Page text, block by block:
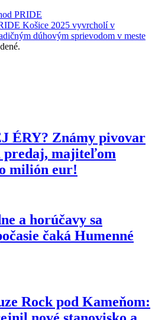
PRIDE
Košice 2025 vyvrcholí v
dúhovým sprievodom v meste
ÉRY? Známy pivovar
predaj, majiteľom
milión eur!
a horúčavy sa
čaká Humenné
Rock pod Kameňom: